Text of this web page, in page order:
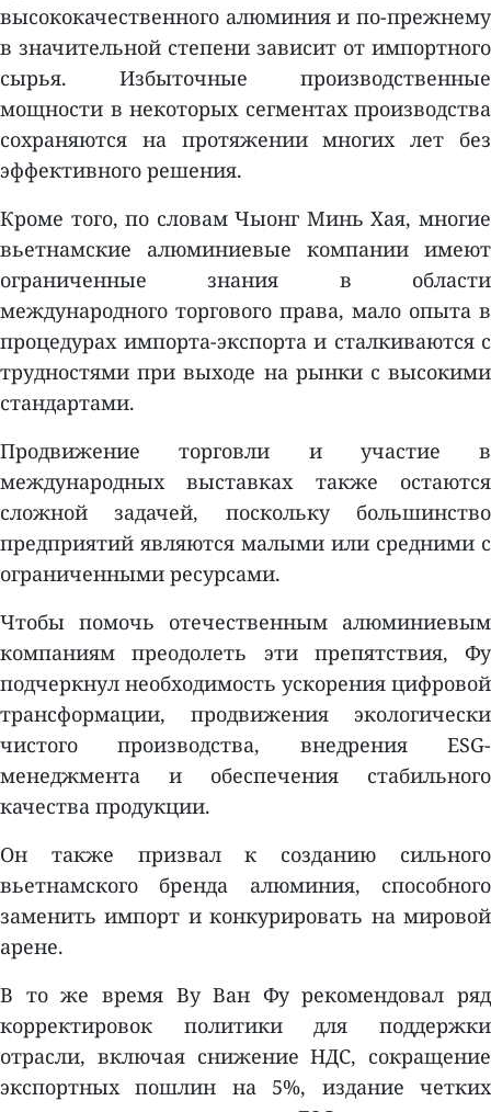
высококачественного алюминия и по-прежнему
в значительной степени зависит от импортного
сырья. Избыточные производственные
мощности в некоторых сегментах производства
сохраняются на протяжении многих лет без
эффективного решения.
Кроме того, по словам Чыонг Минь Хая, многие
вьетнамские алюминиевые компании имеют
ограниченные знания в области
международного торгового права, мало опыта в
процедурах импорта-экспорта и сталкиваются с
трудностями при выходе на рынки с высокими
стандартами.
Продвижение торговли и участие в
международных выставках также остаются
сложной задачей, поскольку большинство
предприятий являются малыми или средними с
ограниченными ресурсами.
Чтобы помочь отечественным алюминиевым
компаниям преодолеть эти препятствия, Фу
подчеркнул необходимость ускорения цифровой
трансформации, продвижения экологически
чистого производства, внедрения ESG-
менеджмента и обеспечения стабильного
качества продукции.
Он также призвал к созданию сильного
вьетнамского бренда алюминия, способного
заменить импорт и конкурировать на мировой
арене.
В то же время Ву Ван Фу рекомендовал ряд
корректировок политики для поддержки
отрасли, включая снижение НДС, сокращение
экспортных пошлин на 5%, издание четких